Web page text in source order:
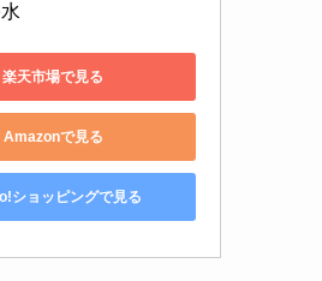
楽天市場で見る
Amazonで見る
ショッピングで見る